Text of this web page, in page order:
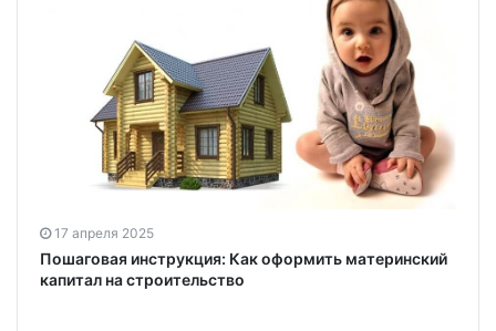
17 апреля 2025
Пошаговая инструкция: Как оформить материнский
капитал на строительство